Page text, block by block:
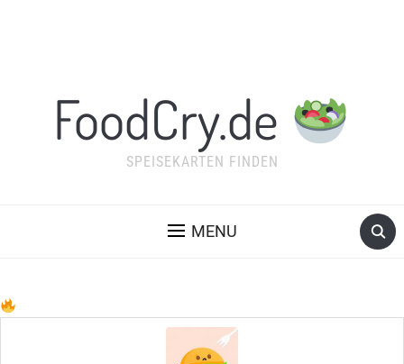
FoodCry.de
SPEISEKARTEN FINDEN
MENU